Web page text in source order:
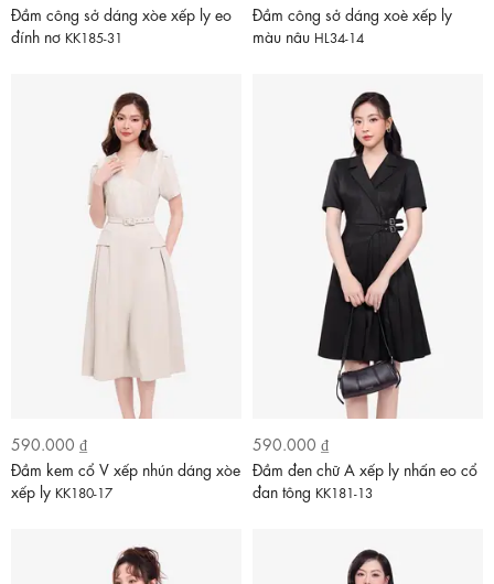
Đầm công sở dáng xòe xếp ly eo
đính nơ KK185-31
Đầm công sở dáng xoè xếp ly
màu nâu HL34-14
590.000 ₫
Đầm kem cổ V xếp nhún dáng xòe
xếp ly KK180-17
590.000 ₫
Đầm đen chữ A xếp ly nhấn eo cổ
đan tông KK181-13